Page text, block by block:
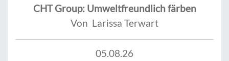
CHT Group: Umweltfreundlich färben
Von Larissa Terwart
05.08.26